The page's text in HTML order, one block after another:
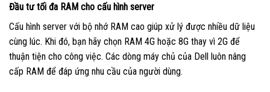
Đầu tư tối đa RAM cho cấu hình server
Cấu hình server với bộ nhớ RAM cao giúp xử lý được nhiều dữ liệu
cùng lúc. Khi đó, bạn hãy chọn RAM 4G hoặc 8G thay vì 2G để
thuận tiện cho công việc. Các dòng máy chủ của Dell luôn nâng
cấp RAM để đáp ứng nhu cầu của người dùng.